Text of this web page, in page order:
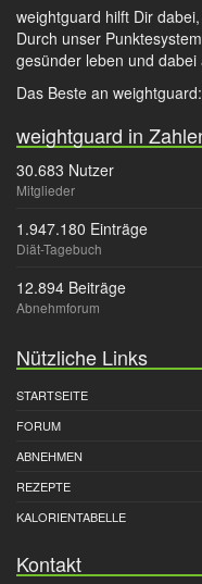
weightguard hilft Dir
Durch unser
gesünder leben und
Das Beste an
weightguard in
30.683 Nutzer
Mitglieder
1.947.180 Einträge
Diät-Tagebuch
12.894 Beiträge
Abnehmforum
Nützliche Links
STARTSEITE
FORUM
ABNEHMEN
REZEPTE
KALORIENTABELLE
Kontakt